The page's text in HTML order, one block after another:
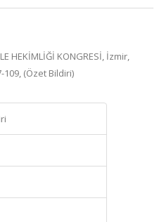
HEKİMLİĞİ KONGRESİ, İzmir,
109, (Özet Bildiri)